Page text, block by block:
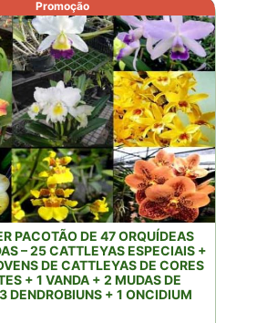
Promoção
PACOTÃO DE 47 ORQUÍDEAS
– 25 CATTLEYAS ESPECIAIS +
DE CATTLEYAS DE CORES
+ 1 VANDA + 2 MUDAS DE
DENDROBIUNS + 1 ONCIDIUM